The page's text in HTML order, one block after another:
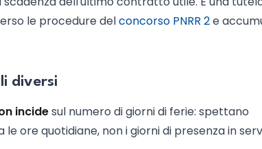
le procedure delconcorso PNRR 2e
diversi
incidesul numero di giorni di ferie: spettano
ore quotidiane, non i giorni di presenza in